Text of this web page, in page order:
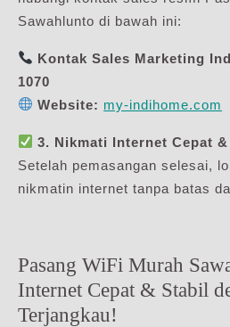
Sawahlunto di bawah ini:
Kontak Sales Marketing
1070
Website: my-indihome.com
3. Nikmati Internet Cepat
Setelah pemasangan selesai,
nikmatin internet tanpa batas
Pasang WiFi Murah
Internet Cepat & Stabil
Terjangkau!